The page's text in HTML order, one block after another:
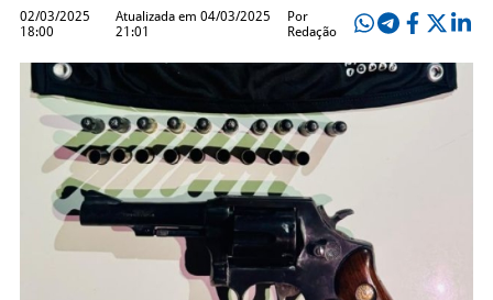
02/03/2025
18:00
Atualizada em 04/03/2025
21:01
Por
Redação